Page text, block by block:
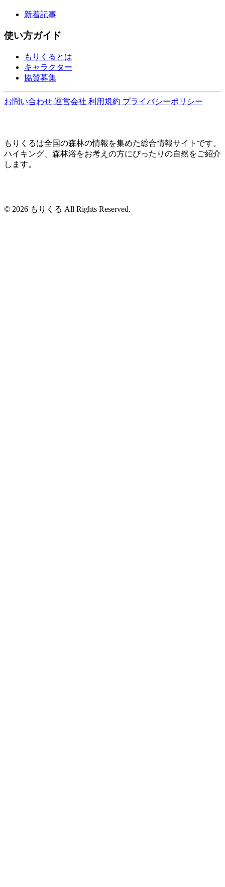
新着記事
使い方ガイド
もりくるとは
キャラクター
協賛募集
お問い合わせ 運営会社 利用規約 プライバシーポリシー
もりくるは全国の森林の情報を集めた総合情報サイトです。
ハイキング、森林浴をお考えの方にぴったりの自然をご紹介
します。
© 2026 もりくる All Rights Reserved.